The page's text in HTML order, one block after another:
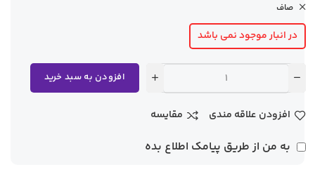
صاف
در انبار موجود نمی باشد
افزودن به سبد خرید
افزودن علاقه مندی مقایسه
به من از طریق پیامک اطلاع بده